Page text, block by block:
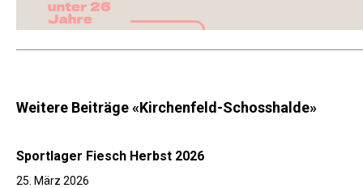
Weitere Beiträge «Kirchenfeld-Schosshalde»
Sportlager Fiesch Herbst 2026
25. März 2026